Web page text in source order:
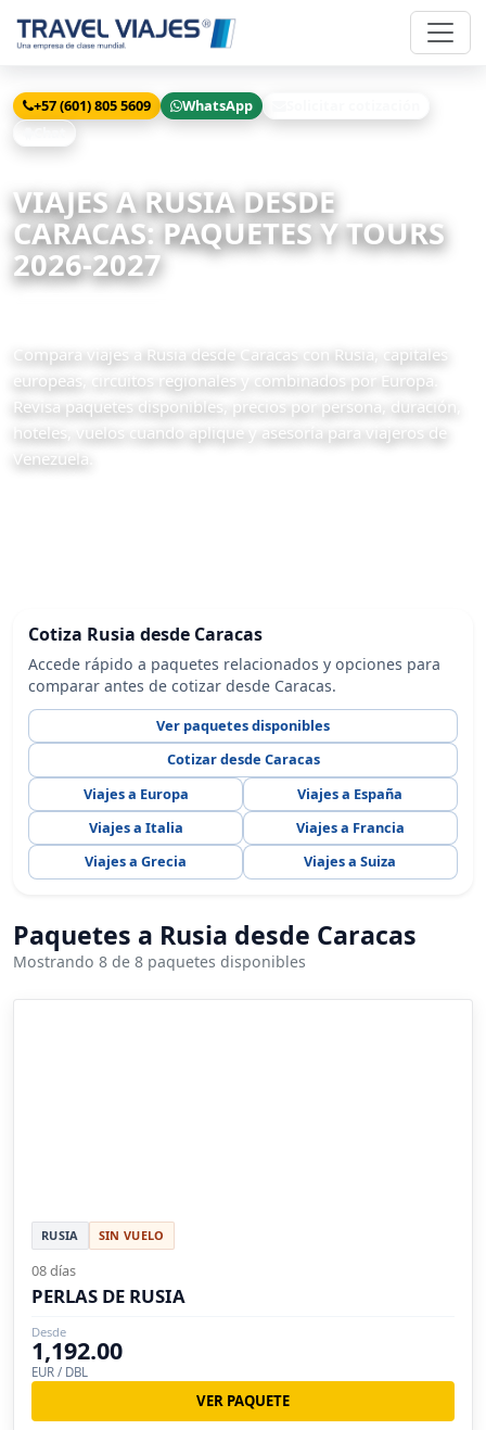
+57 (601) 805 5609 WhatsApp
VIAJES A RUSIA DESDE
CARACAS: PAQUETES Y TOURS
2026-2027
Compara viajes a Rusia desde Caracas con Rusia, capitales
europeas, circuitos regionales y combinados por Europa.
Revisa paquetes disponibles, precios por persona, duración,
hoteles, vuelos cuando aplique y asesoría para viajeros de
Venezuela.
Cotiza Rusia desde Caracas
Accede rápido a paquetes relacionados y opciones para
comparar antes de cotizar desde Caracas.
Ver paquetes disponibles
Cotizar desde Caracas
Viajes a Europa
Viajes a España
Viajes a Italia
Viajes a Francia
Viajes a Grecia
Viajes a Suiza
Paquetes a Rusia desde Caracas
Mostrando 8 de 8 paquetes disponibles
RUSIA SIN VUELO
08 días
PERLAS DE RUSIA
Desde
1,192.00
EUR / DBL
VER PAQUETE